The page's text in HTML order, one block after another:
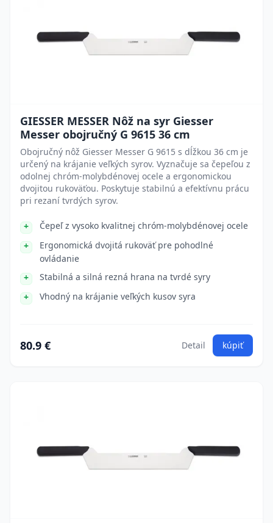
GIESSER MESSER Nôž na syr Giesser
Messer obojručný G 9615 36 cm
Obojručný nôž Giesser Messer G 9615 s dĺžkou 36 cm je
určený na krájanie veľkých syrov. Vyznačuje sa čepeľou z
odolnej chróm-molybdénovej ocele a ergonomickou
dvojitou rukoväťou. Poskytuje stabilnú a efektívnu prácu
pri rezaní tvrdých syrov.
Čepeľ z vysoko kvalitnej chróm-molybdénovej ocele
Ergonomická dvojitá rukoväť pre pohodlné
ovládanie
Stabilná a silná rezná hrana na tvrdé syry
Vhodný na krájanie veľkých kusov syra
80.9 € Detail kúpiť